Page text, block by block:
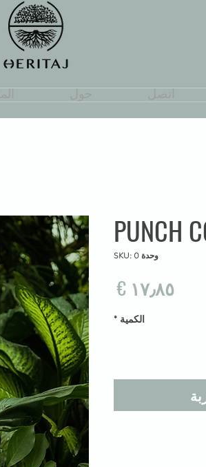
PUNCH
وحدة SKU: 0
السعر
الكمية *